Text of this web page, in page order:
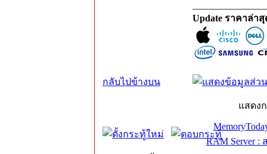
Update ราคาล่า
กลับไปข้างบน
แสดง
RAM Server :